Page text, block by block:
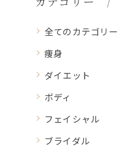
全てのカテゴリー
痩身
ダイエット
ボディ
フェイシャル
ブライダル